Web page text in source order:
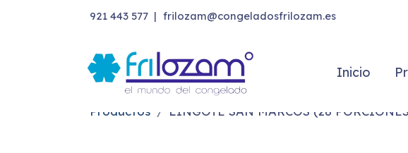
921 443 577 | frilozam@congeladosfrilozam.es
Inicio
Productos LINGOTE SAN MARCOS (28